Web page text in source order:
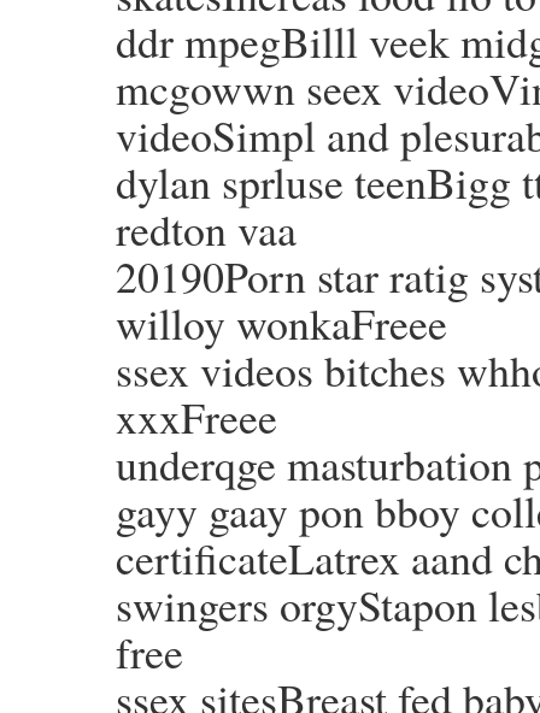
ddr mpegBilll veek
mcgowwn seex
videoSimpl and
dylan sprluse teenBigg
redton vaa
20190Porn star ratig
willoy wonkaFreee
ssex videos bitches
xxxFreee
underqge masturbation
gayy gaay pon bboy
certificateLatrex aand
swingers orgyStapon
free
ssex sitesBreast fed